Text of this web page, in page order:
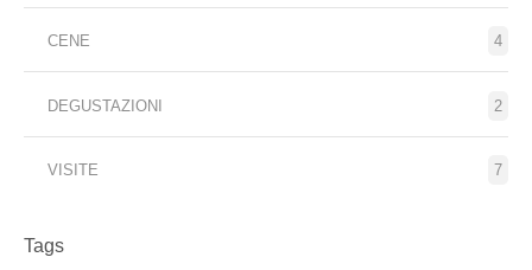
CENE 4
DEGUSTAZIONI 2
VISITE 7
Tags